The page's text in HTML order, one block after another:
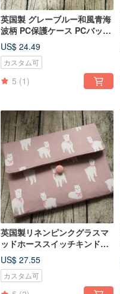
英国製 グレーブルー和風青海
波柄 PC保護ケース PCバッグ
カスタムサイズ
US$ 24.49
カスタム可
5 (1)
英国製リネンピンクグラスマ
ッドホーススイッチキンドル
iPadタブレットケース
US$ 27.55
カスタム可